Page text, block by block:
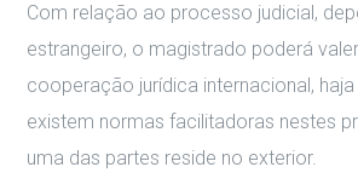
Com relação ao processo judicial,
estrangeiro, o magistrado poderá
cooperação jurídica internacional,
existem normas facilitadoras nestes
uma das partes reside no exterior.